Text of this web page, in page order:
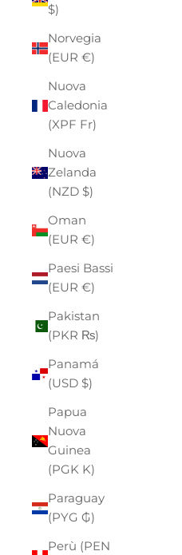
$)
Norvegia
(EUR €)
Nuova
Caledonia
(XPF Fr)
Nuova
Zelanda
(NZD $)
Oman
(EUR €)
Paesi Bassi
(EUR €)
Pakistan
(PKR ₨)
Panamá
(USD $)
Papua
Nuova
Guinea
(PGK K)
Paraguay
(PYG ₲)
Perù (PEN